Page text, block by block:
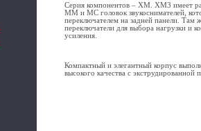
Серия компонентов – XM. XM3 имеет
MM и MC головок звукоснимателей,
переключателем на задней панели. Там
переключатели для выбора нагрузки и
усиления.
Компактный и элегантный корпус
высокого качества с экструдированной